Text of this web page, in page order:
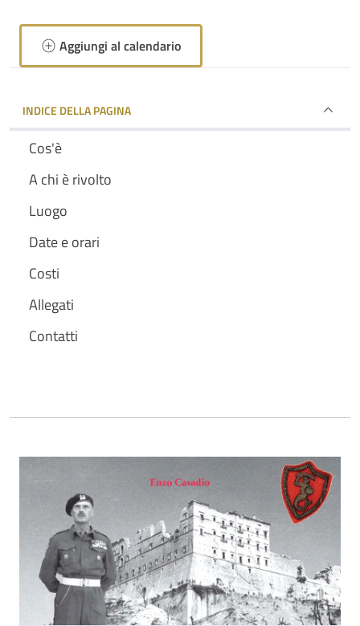
Aggiungi al calendario
INDICE DELLA PAGINA
Cos'è
A chi è rivolto
Luogo
Date e orari
Costi
Allegati
Contatti